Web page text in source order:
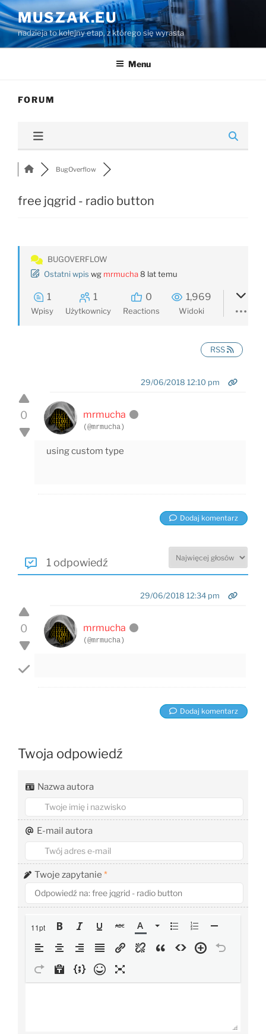
Przejdź
do
treści
MUSZAK.EU
nadzieja to kolejny etap, z którego się wyrasta
Menu
FORUM
BugOverflow
free jqgrid - radio button
BUGOVERFLOW
Ostatni wpis wg mrmucha8 lat temu
1
Wpisy
1
Użytkownicy
0
Reactions
1,969
Widoki
RSS
0
29/06/2018 12:10 pm
mrmucha
(@mrmucha)
using custom type
Dodaj komentarz
1 odpowiedź
0
29/06/2018 12:34 pm
mrmucha
(@mrmucha)
Dodaj komentarz
Twoja odpowiedź
Nazwa autora
E-mail autora
Twoje zapytanie *
11pt